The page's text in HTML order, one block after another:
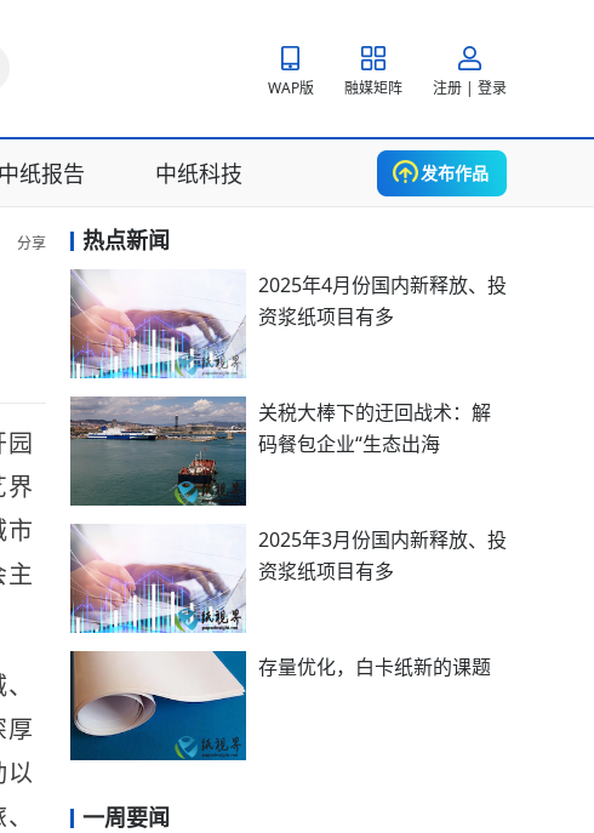
WAP版 融媒矩阵 注册 | 登录
中纸报告 中纸科技 发布作品
分享
界
市
主
厚
以
热点新闻
2025年4月份国内新释放、投
资浆纸项目有多
关税大棒下的迂回战术：解
码餐包企业“生态出海
2025年3月份国内新释放、投
资浆纸项目有多
存量优化，白卡纸新的课题
一周要闻